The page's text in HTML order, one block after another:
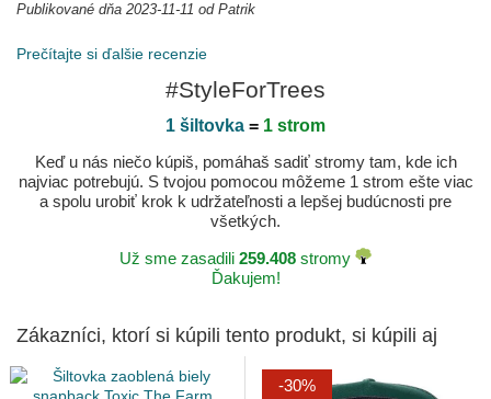
Publikované dňa 2023-11-11 od Patrik
Prečítajte si ďalšie recenzie
#StyleForTrees
1 šiltovka = 1 strom
Keď u nás niečo kúpiš, pomáhaš sadiť stromy tam, kde ich
najviac potrebujú. S tvojou pomocou môžeme 1 strom ešte viac
a spolu urobiť krok k udržateľnosti a lepšej budúcnosti pre
všetkých.
Už sme zasadili 259.408 stromy
Ďakujem!
Zákazníci, ktorí si kúpili tento produkt, si kúpili aj
-30%